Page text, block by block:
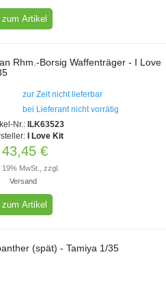
zum Artikel
Rhm.-Borsig Waffenträger - I Love
zur Zeit nicht lieferbar
bei Lieferant nicht vorrätig
Nr.: ILK63523
I Love Kit
43,45 €
19% MwSt., zzgl.
Versand
zum Artikel
(spät) - Tamiya 1/35